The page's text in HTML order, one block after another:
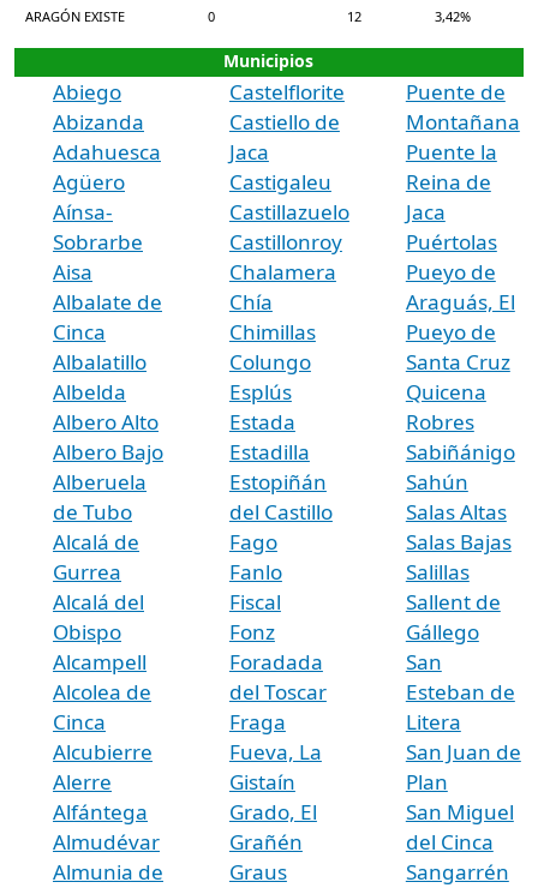
ARAGÓN EXISTE 0 12 3,42%
Municipios
Abiego
Abizanda
Adahuesca
Agüero
Aínsa-
Sobrarbe
Aisa
Albalate de
Cinca
Albalatillo
Albelda
Albero Alto
Albero Bajo
Alberuela
de Tubo
Alcalá de
Gurrea
Alcalá del
Obispo
Alcampell
Alcolea de
Cinca
Alcubierre
Alerre
Alfántega
Almudévar
Almunia de
Castelflorite
Castiello de
Jaca
Castigaleu
Castillazuelo
Castillonroy
Chalamera
Chía
Chimillas
Colungo
Esplús
Estada
Estadilla
Estopiñán
del Castillo
Fago
Fanlo
Fiscal
Fonz
Foradada
del Toscar
Fraga
Fueva, La
Gistaín
Grado, El
Grañén
Graus
Puente de
Montañana
Puente la
Reina de
Jaca
Puértolas
Pueyo de
Araguás, El
Pueyo de
Santa Cruz
Quicena
Robres
Sabiñánigo
Sahún
Salas Altas
Salas Bajas
Salillas
Sallent de
Gállego
San
Esteban de
Litera
San Juan de
Plan
San Miguel
del Cinca
Sangarrén